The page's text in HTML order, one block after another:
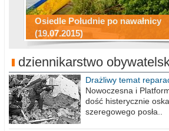
Osiedle Południe po nawałnicy
(19.07.2015)
Wizytówka Włocławka
polowanie wigilijne 2014
dziennikarstwo
Drażliwy temat
berlińska
Nowoczesna i
dość histerycznie
szeregowego posła..